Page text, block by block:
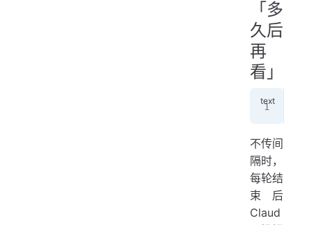
「多
久后
再
看」
不传间
隔时，
每轮结
束后
Claud